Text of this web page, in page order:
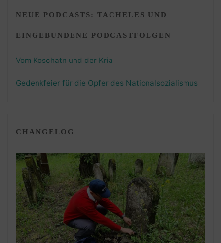
NEUE PODCASTS: TACHELES UND
EINGEBUNDENE PODCASTFOLGEN
Vom Koschatn und der Kria
Gedenkfeier für die Opfer des Nationalsozialismus
CHANGELOG